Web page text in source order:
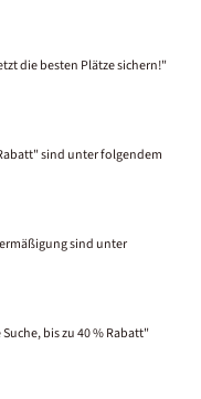
die besten Plätze sichern!"
sind unter folgendem
sind unter
bis zu 40 % Rabatt"